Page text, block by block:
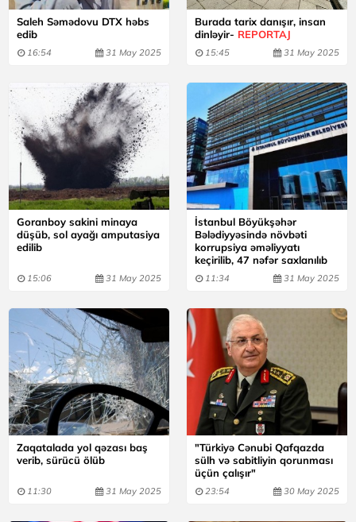
Saleh Səmədovu DTX həbs
edib
16:54 31 May 2025
Burada tarix danışır, insan
dinləyir- REPORTAJ
15:45 31 May 2025
Goranboy sakini minaya
düşüb, sol ayağı amputasiya
edilib
15:06 31 May 2025
İstanbul Böyükşəhər
Bələdiyyəsində növbəti
korrupsiya əməliyyatı
keçirilib, 47 nəfər saxlanılıb
11:34 31 May 2025
Zaqatalada yol qəzası baş
verib, sürücü ölüb
11:30 31 May 2025
"Türkiyə Cənubi Qafqazda
sülh və sabitliyin qorunması
üçün çalışır"
23:54 30 May 2025